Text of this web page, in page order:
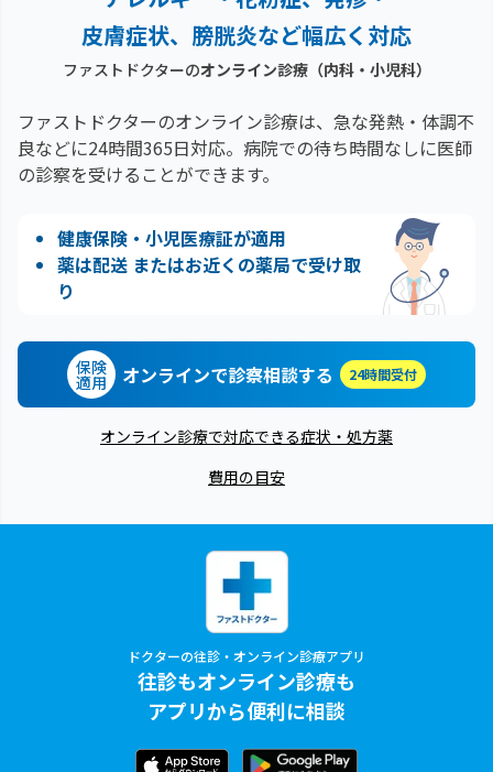
皮膚症状、膀胱炎など幅広く対応
ファストドクターのオンライン診療（内科・小児科）
ファストドクターのオンライン診療は、急な発熱・体調不
良などに24時間365日対応。 病院での待ち時間なしに医師
の診察を受けることができます。
健康保険・小児医療証が適用
薬は配送 またはお近くの薬局で受け取
り
保険
適用 オンラインで診察相談する 24時間受付
オンライン診療で対応できる症状・処方薬
費用の目安
ドクターの往診・オンライン診療アプリ
往診もオンライン診療も
アプリから便利に相談